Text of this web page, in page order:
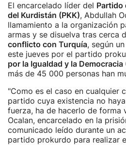
El encarcelado líder del Partido
del Kurdistán (PKK), Abdullah
llamamiento a la organización
armas y se disuelva tras cerca
conflicto con Turquía, según
este jueves por el partido
por la Igualdad y la Democracia
más de 45 000 personas han
"Como es el caso en cualquier
partido cuya existencia no
fuerza, ha de hacerlo de forma
Ocalan, encarcelado en la
comunicado leído durante un
partido prokurdo para realizar